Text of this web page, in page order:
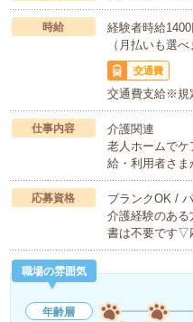
時給
経験者時給
（月払いも選
交通費
交通費支給※規
仕事内容
介護関連
老人ホームで
給・利用者さ
応募資格
ブランクOK /
介護経験のあ
書は不要です▽
職場の雰囲気
年齢層